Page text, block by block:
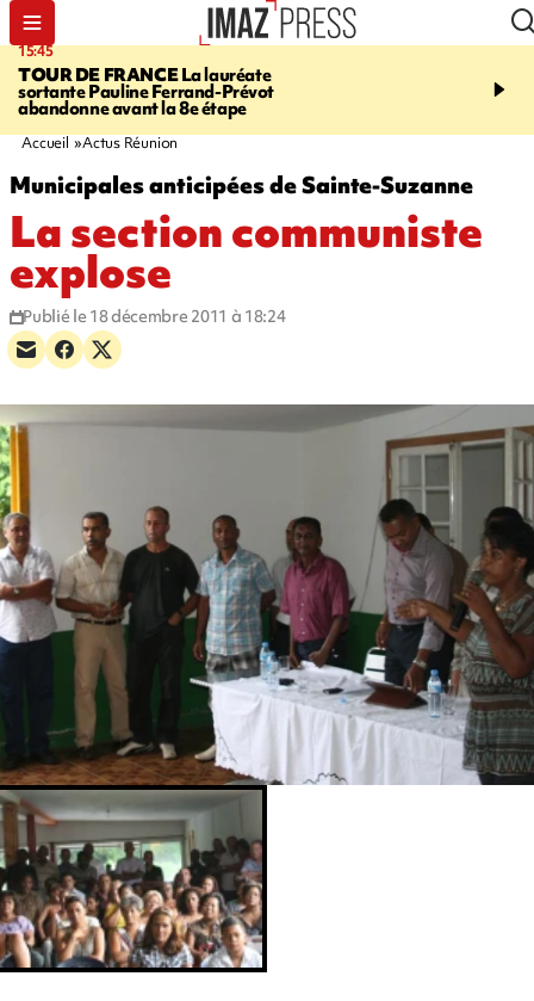
15:45
TOUR DE FRANCELa lauréate
sortante Pauline Ferrand-Prévot
abandonne avant la 8e étape
20:17
routière, concours de
Accueil Actus Réunion
Municipales anticipées de Sainte-Suzanne
La section communiste
explose
Publié le 18 décembre 2011 à 18:24